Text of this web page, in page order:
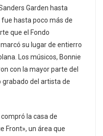
Garden hasta
fue hasta poco más de
que el Fondo
su lugar de entierro
Los músicos, Bonnie
con la mayor parte del
del artista de
la casa de
Front», un área que